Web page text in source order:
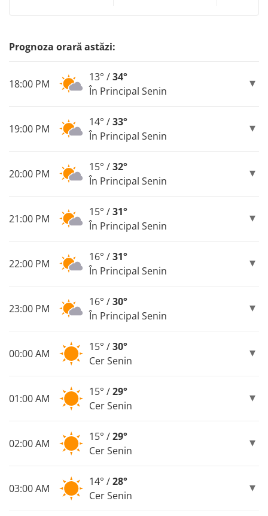
Prognoza orară astăzi:
18:00 PM
13° /34°
În Principal Senin
19:00 PM
14° /33°
În Principal Senin
20:00 PM
15° /32°
În Principal Senin
21:00 PM
15° /31°
În Principal Senin
22:00 PM
16° /31°
În Principal Senin
23:00 PM
16° /30°
În Principal Senin
00:00 AM
15° /30°
Cer Senin
01:00 AM
15° /29°
Cer Senin
02:00 AM
15° /29°
Cer Senin
03:00 AM
14° /28°
Cer Senin